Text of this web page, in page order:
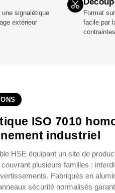
une signalétique
extérieur
Format
facile par
ISO 7010
industriel
HSE équipant un site de
plusieurs familles :
Fabriqués en
sécurité normalisés